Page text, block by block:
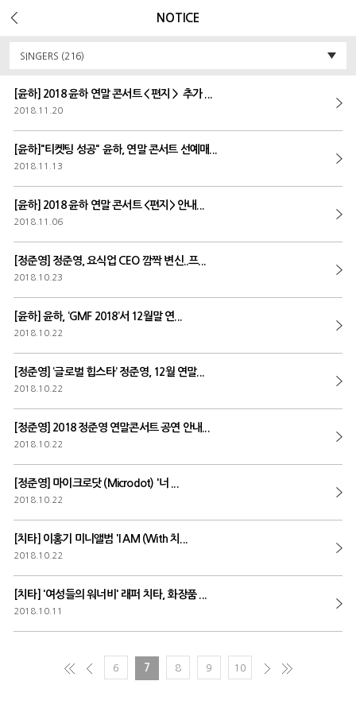
NOTICE
SINGERS (216)
[윤하] 2018 윤하 연말 콘서트＜편지＞ 추가 ...
2018.11.20
[윤하]"티켓팅 성공" 윤하, 연말 콘서트 선예매...
2018.11.13
[윤하] 2018 윤하 연말 콘서트 <편지> 안내...
2018.11.06
[정준영] 정준영, 요식업 CEO 깜짝 변신..프...
2018.10.23
[윤하] 윤하, ‘GMF 2018’서 12월말 연...
2018.10.22
[정준영] ‘글로벌 힙스타’ 정준영, 12월 연말...
2018.10.22
[정준영] 2018 정준영 연말콘서트 공연 안내...
2018.10.22
[정준영] 마이크로닷 (Microdot) '너 ...
2018.10.22
[치타] 이홍기 미니앨범 'I AM (With 치...
2018.10.22
[치타] '여성들의 워너비' 래퍼 치타, 화장품 ...
2018.10.11
6 7 8 9 10